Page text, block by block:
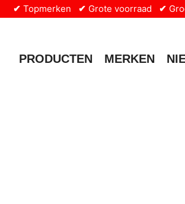
inhoud
✔ Topmerken ✔ Grote voorraad ✔
PRODUCTEN MERKEN